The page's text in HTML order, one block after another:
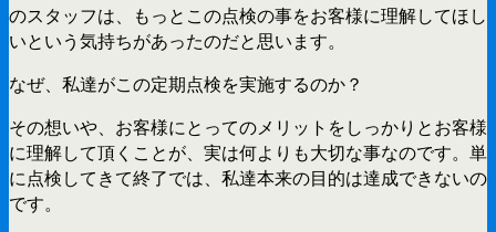
のスタッフは、もっとこの点検の事をお客様に理解してほし
いという気持ちがあったのだと思います。
なぜ、私達がこの定期点検を実施するのか？
その想いや、お客様にとってのメリットをしっかりとお客様
に理解して頂くことが、実は何よりも大切な事なのです。単
に点検してきて終了では、私達本来の目的は達成できないの
です。